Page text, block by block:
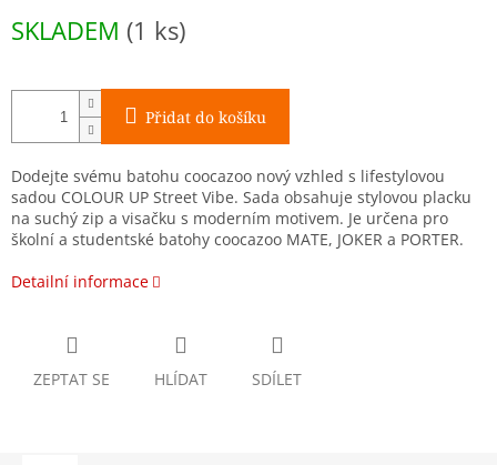
cena:
SKLADEM (1 ks)
Přidat do košíku
Dodejte svému batohu coocazoo nový vzhled s lifestylovou
sadou COLOUR UP Street Vibe. Sada obsahuje stylovou placku
na suchý zip a visačku s moderním motivem. Je určena pro
školní a studentské batohy coocazoo MATE, JOKER a PORTER.
Detailní informace
ZEPTAT SE HLÍDAT SDÍLET